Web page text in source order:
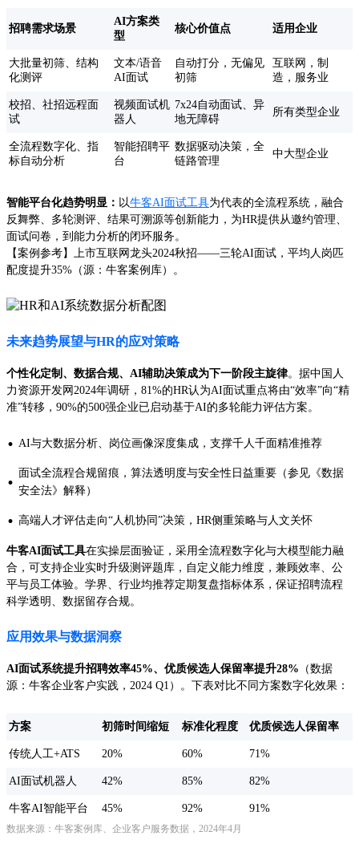
招聘需求场景
AI方案类
型
核心价值点 适用企业
大批量初筛、结构
化测评
文本/语音
AI面试
自动打分，无偏见
初筛
互联网，制
造，服务业
校招、社招远程面
试
视频面试机
器人
7x24自动面试、异
地无障碍
所有类型企业
全流程数字化、指
标自动分析
智能招聘平
台
数据驱动决策，全
链路管理
中大型企业
智能平台化趋势明显： 以牛客AI面试工具为代表的全流程系统，融合
反舞弊、多轮测评、结果可溯源等创新能力，为HR提供从邀约管理、
面试问卷，到能力分析的闭环服务。
【案例参考】上市互联网龙头2024秋招——三轮AI面试，平均人岗匹
配度提升35%（源：牛客案例库）。
未来趋势展望与HR的应对策略
个性化定制、数据合规、AI辅助决策成为下一阶段主旋律。据中国人
力资源开发网2024年调研，81%的HR认为AI面试重点将由“效率”向“精
准”转移，90%的500强企业已启动基于AI的多轮能力评估方案。
· AI与大数据分析、岗位画像深度集成，支撑千人千面精准推荐
· 面试全流程合规留痕，算法透明度与安全性日益重要（参见《数据
安全法》解释）
· 高端人才评估走向“人机协同”决策，HR侧重策略与人文关怀
牛客AI面试工具在实操层面验证，采用全流程数字化与大模型能力融
合，可支持企业实时升级测评题库，自定义能力维度，兼顾效率、公
平与员工体验。学界、行业均推荐定期复盘指标体系，保证招聘流程
科学透明、数据留存合规。
应用效果与数据洞察
AI面试系统提升招聘效率45%、优质候选人保留率提升28% （数据
源：牛客企业客户实践，2024 Q1）。下表对比不同方案数字化效果：
方案 初筛时间缩短 标准化程度 优质候选人保留率
传统人工+ATS 20% 60% 71%
AI面试机器人 42% 85% 82%
牛客AI智能平台 45% 92% 91%
数据来源：牛客案例库、企业客户服务数据，2024年4月